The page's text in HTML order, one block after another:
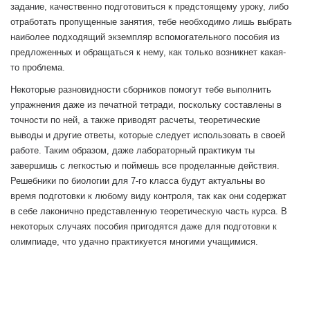
задание, качественно подготовиться к предстоящему уроку, либо
отработать пропущенные занятия, тебе необходимо лишь выбрать
наиболее подходящий экземпляр вспомогательного пособия из
предложенных и обращаться к нему, как только возникнет какая-
то проблема.
Некоторые разновидности сборников помогут тебе выполнить
упражнения даже из печатной тетради, поскольку составлены в
точности по ней, а также приводят расчеты, теоретические
выводы и другие ответы, которые следует использовать в своей
работе. Таким образом, даже лабораторный практикум ты
завершишь с легкостью и поймешь все проделанные действия.
Решебники по биологии для 7-го класса будут актуальны во
время подготовки к любому виду контроля, так как они содержат
в себе лаконично представленную теоретическую часть курса. В
некоторых случаях пособия пригодятся даже для подготовки к
олимпиаде, что удачно практикуется многими учащимися.